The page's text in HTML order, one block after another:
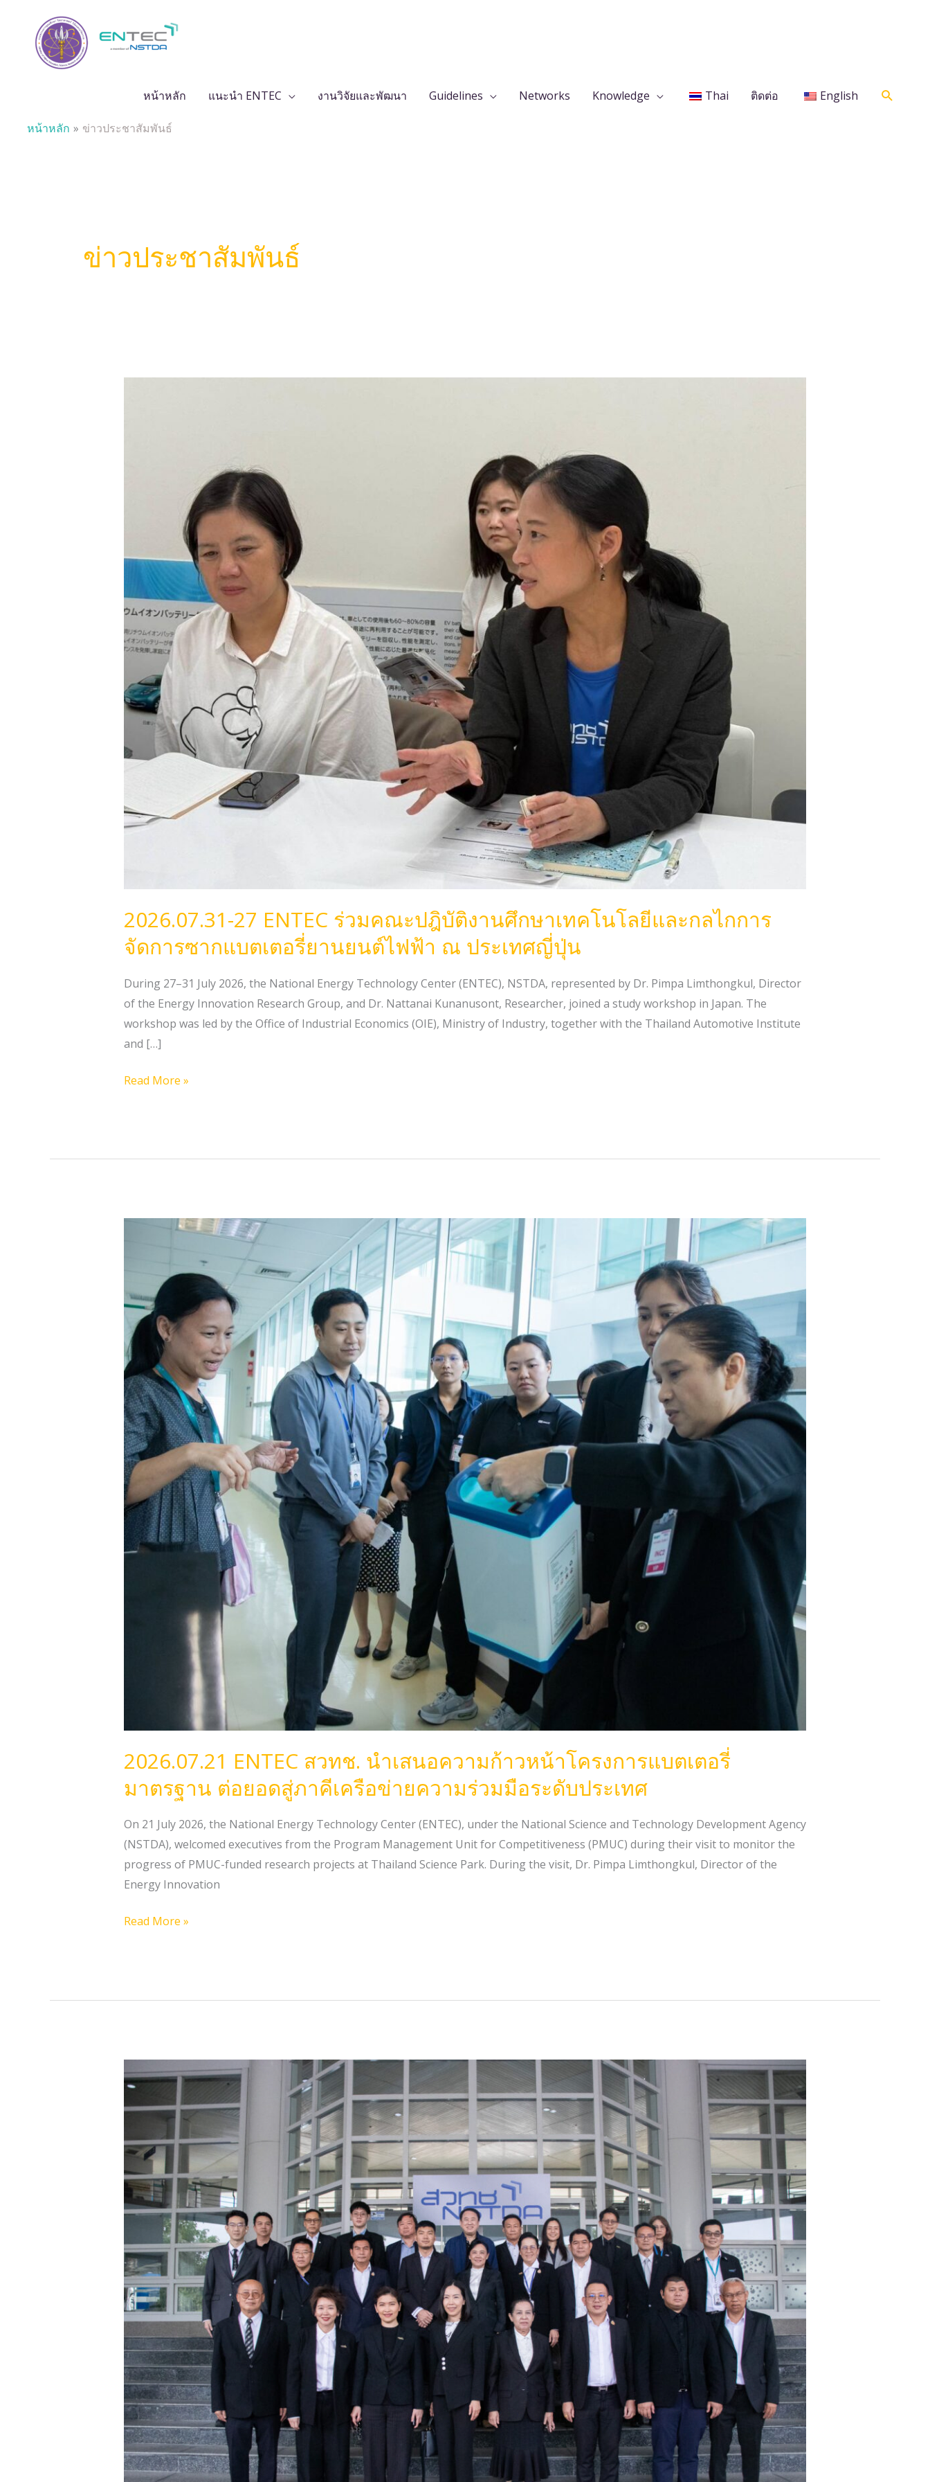
content
หน้าหลัก แนะนำ ENTEC งานวิจัยและพัฒนา Guidelines Networks Knowledge Thai ติดต่อ English Search
หน้าหลัก ข่าวประชาสัมพันธ์
ข่าวประชาสัมพันธ์
2026.07.31-27 ENTEC ร่วมคณะปฎิบัติงานศึกษาเทคโนโลยีและกลไกการ
จัดการซากแบตเตอรี่ยานยนต์ไฟฟ้า ณ ประเทศญี่ปุ่น
During 27–31 July 2026, the National Energy Technology Center (ENTEC), NSTDA, represented by Dr. Pimpa Limthongkul, Director
of the Energy Innovation Research Group, and Dr. Nattanai Kunanusont, Researcher, joined a study workshop in Japan. The
workshop was led by the Office of Industrial Economics (OIE), Ministry of Industry, together with the Thailand Automotive Institute
and […]
และ
การ
จัดการ
ซาก
แบตเตอรี่
ยาน
ยนต์
ไฟฟ้า
ณ
Read More »
2026.07.21 ENTEC สวทช. นำเสนอความก้าวหน้าโครงการแบตเตอรี่
มาตรฐาน ต่อยอดสู่ภาคีเครือข่ายความร่วมมือระดับประเทศ
On 21 July 2026, the National Energy Technology Center (ENTEC), under the National Science and Technology Development Agency
(NSTDA), welcomed executives from the Program Management Unit for Competitiveness (PMUC) during their visit to monitor the
progress of PMUC-funded research projects at Thailand Science Park. During the visit, Dr. Pimpa Limthongkul, Director of the
Energy Innovation
2026.07.21
เสนอ
ความ
ก้าวหน้า
โครงการ
แบตเตอรี่
มาตรฐาน
ต่อย
อด
สู่
ภาคี
เครือ
ความ
Read More »
กมธ.อว.
เยี่ยม
ชม
ชู
วิทยาศาสตร์
ตอบ
โจทย์